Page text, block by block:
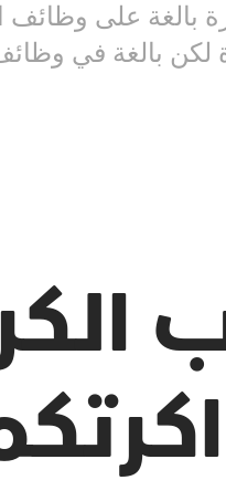
على وظائف
لكن بالغة في